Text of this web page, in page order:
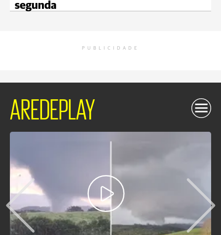
segunda
PUBLICIDADE
AREDEPLAY